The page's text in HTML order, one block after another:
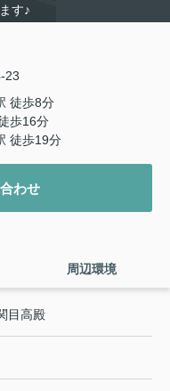
す♪
23
徒歩8分
歩16分
徒歩19分
わせ
周辺環境
目高殿